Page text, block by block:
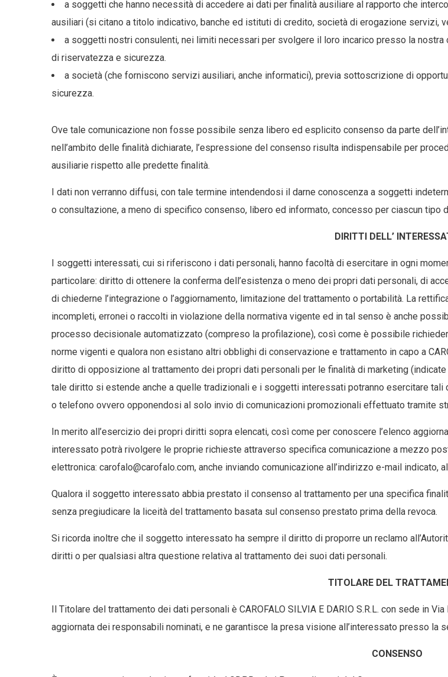
a soggetti che hanno necessità di accedere ai dati per finalità ausiliare al rapporto che
ausiliari (si citano a titolo indicativo, banche ed istituti di credito, società di erogazione servizi,
a soggetti nostri consulenti, nei limiti necessari per svolgere il loro incarico presso la
di riservatezza e sicurezza.
a società (che forniscono servizi ausiliari, anche informatici), previa sottoscrizione di
sicurezza.
Ove tale comunicazione non fosse possibile senza libero ed esplicito consenso da parte
nell’ambito delle finalità dichiarate, l’espressione del consenso risulta indispensabile per
ausiliarie rispetto alle predette finalità.
I dati non verranno diffusi, con tale termine intendendosi il darne conoscenza a soggetti
o consultazione, a meno di specifico consenso, libero ed informato, concesso per ciascun tipo
DIRITTI DELL’
I soggetti interessati, cui si riferiscono i dati personali, hanno facoltà di esercitare in ogni
particolare: diritto di ottenere la conferma dell’esistenza o meno dei propri dati personali, di
di chiederne l’integrazione o l’aggiornamento, limitazione del trattamento o portabilità. La
incompleti, erronei o raccolti in violazione della normativa vigente ed in tal senso è anche
processo decisionale automatizzato (compreso la profilazione), così come è possibile
norme vigenti e qualora non esistano altri obblighi di conservazione e trattamento in capo a
diritto di opposizione al trattamento dei propri dati personali per le finalità di marketing
tale diritto si estende anche a quelle tradizionali e i soggetti interessati potranno esercitare
o telefono ovvero opponendosi al solo invio di comunicazioni promozionali effettuato tramite
In merito all’esercizio dei propri diritti sopra elencati, così come per conoscere l’elenco
interessato potrà rivolgere le proprie richieste attraverso specifica comunicazione a mezzo
elettronica: carofalo@carofalo.com, anche inviando comunicazione all’indirizzo e-mail indicato,
Qualora il soggetto interessato abbia prestato il consenso al trattamento per una specifica
senza pregiudicare la liceità del trattamento basata sul consenso prestato prima della revoca.
Si ricorda inoltre che il soggetto interessato ha sempre il diritto di proporre un reclamo
diritti o per qualsiasi altra questione relativa al trattamento dei suoi dati personali.
TITOLARE DEL
Il Titolare del trattamento dei dati personali è CAROFALO SILVIA E DARIO S.R.L. con sede in
aggiornata dei responsabili nominati, e ne garantisce la presa visione all’interessato presso la
CONSENSO